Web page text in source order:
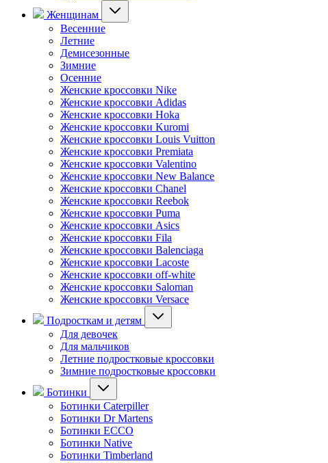
Женщинам
Весенние
Летние
Демисезонные
Зимние
Осенние
Женские кроссовки Nike
Женские кроссовки Adidas
Женские кроссовки Hoka
Женские кроссовки Kuromi
Женские кроссовки Louis Vuitton
Женские кроссовки Premiata
Женские кроссовки Valentino
Женские кроссовки New Balance
Женские кроссовки Chanel
Женские кроссовки Reebok
Женские кроссовки Puma
Женские кроссовки Asics
Женские кроссовки Fila
Женские кроссовки Balenciaga
Женские кроссовки Lacoste
Женские кроссовки off-white
Женские кроссовки Saloman
Женские кроссовки Versace
Подросткам и детям
Для девочек
Для мальчиков
Летние подростковые кроссовки
Зимние подростковые кроссовки
Ботинки
Ботинки Caterpiller
Ботинки Dr Martens
Ботинки ECCO
Ботинки Native
Ботинки Timberland